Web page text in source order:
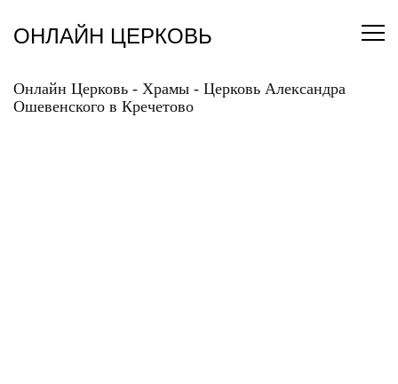
содержанию
ОНЛАЙН ЦЕРКОВЬ
Онлайн Церковь - Храмы - Церковь Александра
Ошевенского в Кречетово